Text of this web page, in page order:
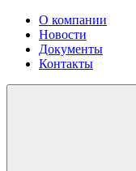
О компании
Новости
Документы
Контакты